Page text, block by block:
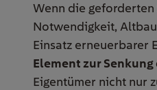
Wenn die geforderten
Notwendigkeit,
Einsatz erneuerbarer
Element zur
Eigentümer nicht nur